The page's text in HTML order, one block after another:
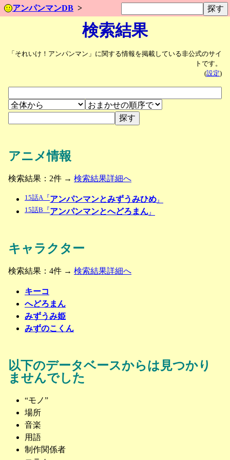
アンパンマンDB
検索結果
「それいけ！アンパンマン」に関する情報を掲載している非公式のサイ
トです。
(設定)
アニメ情報
検索結果：2件 → 検索結果詳細へ
15話A『 アンパンマンとみずうみひめ』
15話B『 アンパンマンとへどろまん』
キャラクター
検索結果：4件 → 検索結果詳細へ
キーコ
へどろまん
みずうみ姫
みずのこくん
以下のデータベースからは見つかり
ませんでした
“モノ”
場所
音楽
用語
制作関係者